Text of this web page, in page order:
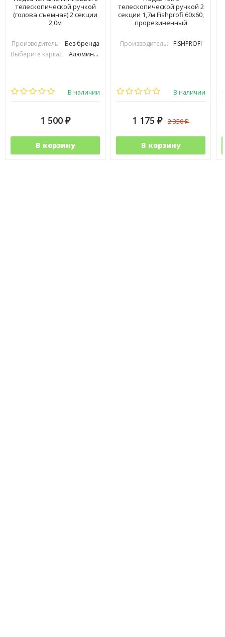
телескопической ручкой
(голова съемная) 2 секции
2,0м
Производитель:
Без бренда
Выберите каркас:
Алюминиевый
В наличии
1 500 ₽
В корзину
телескопической ручкой 2
секции 1,7м Fishprofi 60х60,
прорезиненный
Производитель: FISHPROFI
В наличии
1 175 ₽ 2 350₽
В корзину